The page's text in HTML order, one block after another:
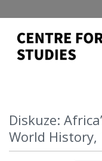
Diskuze:
World History,